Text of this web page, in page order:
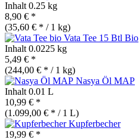
Inhalt 0.25 kg
8,90 € *
(35,60 € * / 1 kg)
Vata Tee 15 Btl Bio
Inhalt 0.0225 kg
5,49 € *
(244,00 € * / 1 kg)
Nasya Öl MAP
Inhalt 0.01 L
10,99 € *
(1.099,00 € * / 1 L)
Kupferbecher
19,99 € *